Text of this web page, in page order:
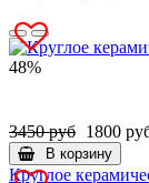
48%
3450 руб 1800
В корзину
Круглое